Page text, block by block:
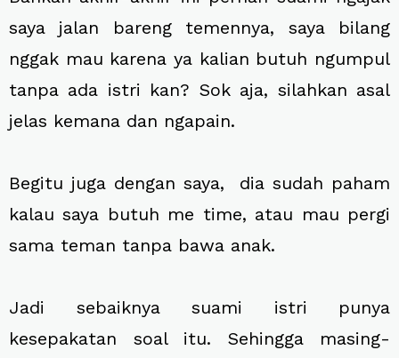
saya jalan bareng temennya, saya bilang
nggak mau karena ya kalian butuh ngumpul
tanpa ada istri kan? Sok aja, silahkan asal
jelas kemana dan ngapain.
Begitu juga dengan saya, dia sudah paham
kalau saya butuh me time, atau mau pergi
sama teman tanpa bawa anak.
Jadi sebaiknya suami istri punya
kesepakatan soal itu. Sehingga masing-